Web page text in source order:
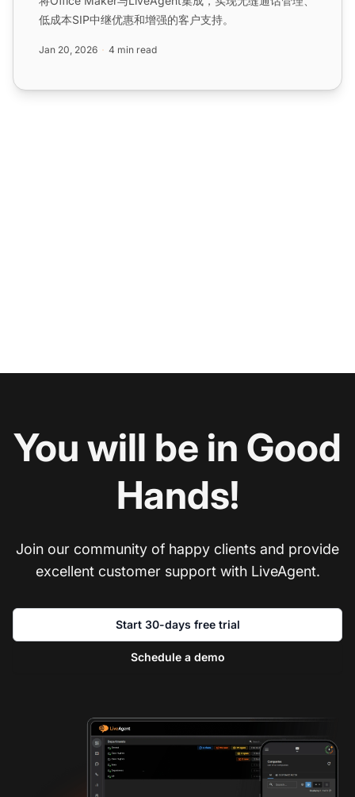
低成本SIP中继优惠和增强的客户支持。
Jan 20, 2026 4 min read
You will be in Good
Hands!
Join our community of happy clients and provide
excellent customer support with LiveAgent.
Start 30-days free trial
Schedule a demo